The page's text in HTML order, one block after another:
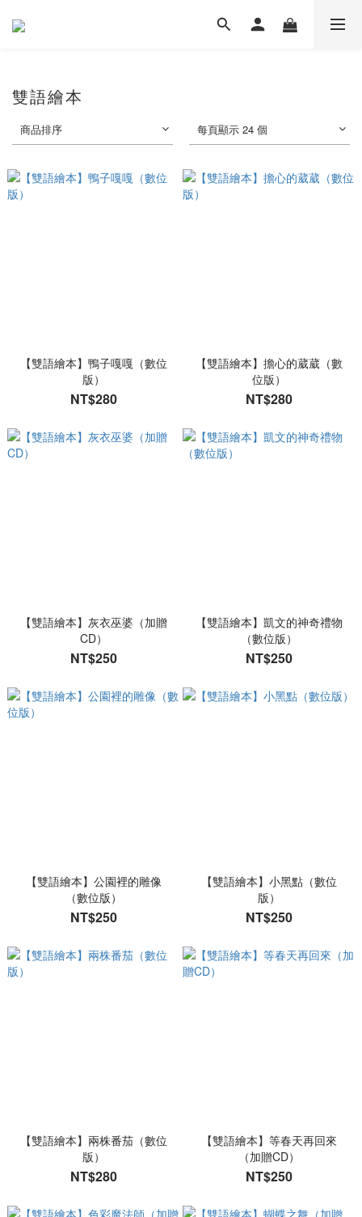
雙語繪本
商品排序 每頁顯示 24 個
【雙語繪本】鴨子嘎嘎（數位
版）
NT$280
【雙語繪本】擔心的葳葳（數
位版）
NT$280
【雙語繪本】灰衣巫婆（加贈
CD）
NT$250
【雙語繪本】凱文的神奇禮物
（數位版）
NT$250
【雙語繪本】公園裡的雕像
（數位版）
NT$250
【雙語繪本】小黑點（數位
版）
NT$250
【雙語繪本】兩株番茄（數位
版）
NT$280
【雙語繪本】等春天再回來
（加贈CD）
NT$250